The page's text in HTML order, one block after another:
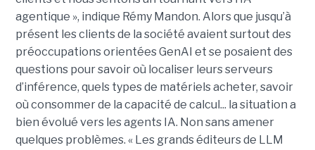
agentique », indique Rémy Mandon. Alors que jusqu’à
présent les clients de la société avaient surtout des
préoccupations orientées GenAI et se posaient des
questions pour savoir où localiser leurs serveurs
d’inférence, quels types de matériels acheter, savoir
où consommer de la capacité de calcul... la situation a
bien évolué vers les agents IA. Non sans amener
quelques problèmes. « Les grands éditeurs de LLM